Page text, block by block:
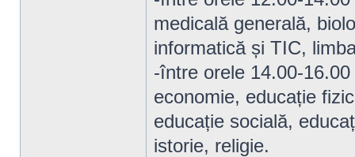
medicală generală,
informatică și TIC,
-între orele 14.00-
economie, educație
educație socială,
istorie, religie.